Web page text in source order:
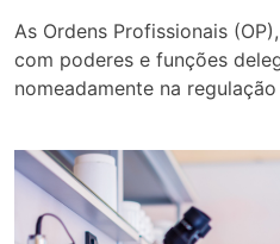
As Ordens Profissionais
com poderes e funções
nomeadamente na